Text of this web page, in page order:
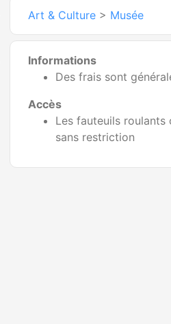
Art & Culture > Musée
Informations
Des frais sont
Accès
Les fauteuils
sans restriction